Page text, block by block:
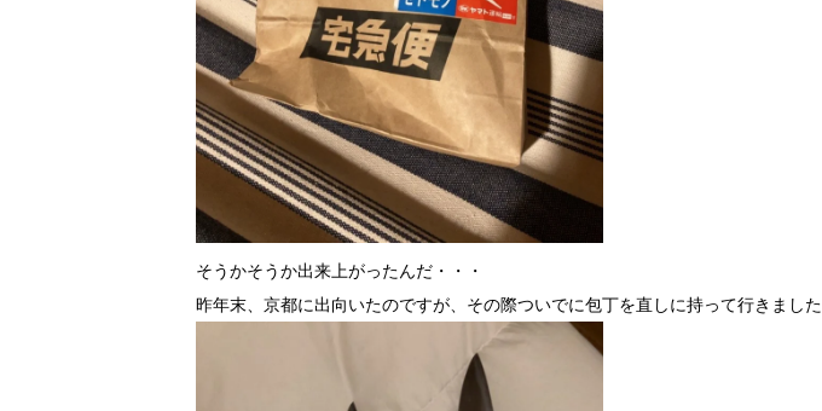
そうかそうか出来上がったんだ・・・
昨年末、京都に出向いたのですが、その際ついでに包丁を直しに持って行きました